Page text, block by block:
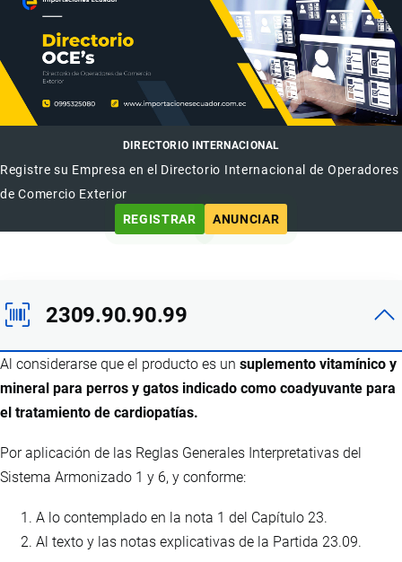
DIRECTORIO INTERNACIONAL
Registre su Empresa en el Directorio Internacional de Operadores
de Comercio Exterior
REGISTRAR
ANUNCIAR
2309.90.90.99
Al considerarse que el producto es un suplemento vitamínico y
mineral para perros y gatos indicado como coadyuvante para
el tratamiento de cardiopatías.
Por aplicación de las Reglas Generales Interpretativas del
Sistema Armonizado 1 y 6, y conforme:
A lo contemplado en la nota 1 del Capítulo 23.
Al texto y las notas explicativas de la Partida 23.09.